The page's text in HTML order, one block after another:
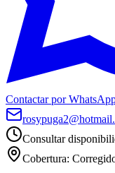
Contactar por
Consultar
Cobertura: